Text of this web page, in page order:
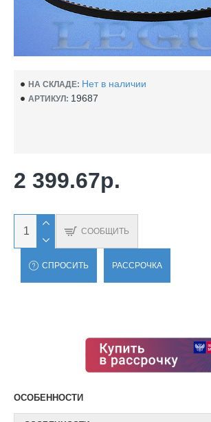
НА СКЛАДЕ: Нет в наличии
АРТИКУЛ: 19687
2 399.67р.
СООБЩИТЬ
СПРОСИТЬ РАССРОЧКА
ОСОБЕННОСТИ